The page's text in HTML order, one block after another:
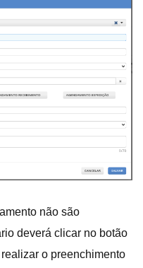
não são
deverá clicar no botão
o preenchimento